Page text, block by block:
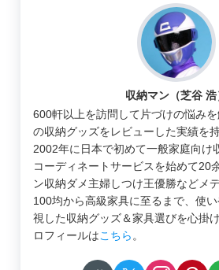
収納マン（芝谷 浩
600軒以上を訪問して片づけの悩み
の収納グッズをレビューした実績を
2002年に日本で初めて一般家庭向け
コーディネートサービスを始めて20
ン収納ダメ主婦しつけ王優勝などメ
100均から高級家具に至るまで、使
視した収納グッズ＆家具選びを心掛
ロフィールはこちら 。